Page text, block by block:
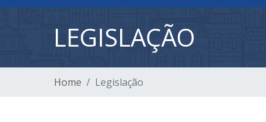
LEGISLAÇÃO
Home Legislação